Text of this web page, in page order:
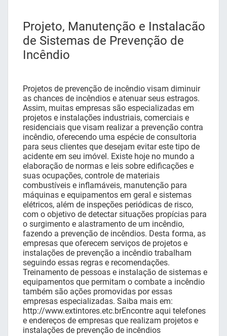
Projeto, Manutenção e Instalacão
de Sistemas de Prevenção de
Incêndio
Projetos de prevenção de incêndio visam diminuir
as chances de incêndios e atenuar seus estragos.
Assim, muitas empresas são especializadas em
projetos e instalações industriais, comerciais e
residenciais que visam realizar a prevenção contra
incêndio, oferecendo uma espécie de consultoria
para seus clientes que desejam evitar este tipo de
acidente em seu imóvel. Existe hoje no mundo a
elaboração de normas e leis sobre edificações e
suas ocupações, controle de materiais
combustíveis e inflamáveis, manutenção para
máquinas e equipamentos em geral e sistemas
elétricos, além de inspeções periódicas de risco,
com o objetivo de detectar situações propícias para
o surgimento e alastramento de um incêndio,
fazendo a prevenção de incêndios. Desta forma, as
empresas que oferecem serviços de projetos e
instalações de prevenção a incêndio trabalham
seguindo essas regras e recomendações.
Treinamento de pessoas e instalação de sistemas e
equipamentos que permitam o combate a incêndio
também são ações promovidas por essas
empresas especializadas. Saiba mais em:
http://www.extintores.etc.brEncontre aqui telefones
e endereços de empresas que realizam projetos e
instalações de prevenção de incêndios